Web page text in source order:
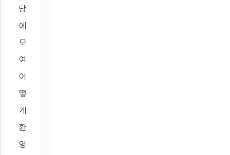
당
에
모
여
어
떻
게
환
영